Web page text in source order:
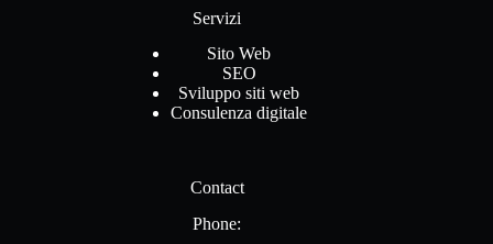
Servizi
Sito Web
SEO
Sviluppo siti web
Consulenza digitale
Contact
Phone: